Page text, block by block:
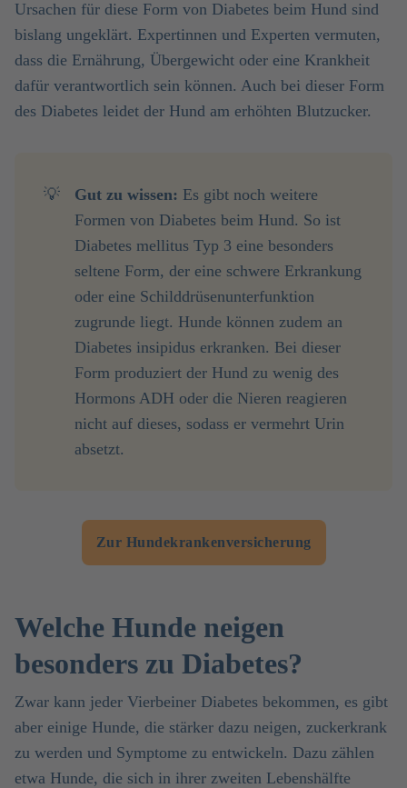
Ursachen für diese Form von Diabetes beim Hund sind
bislang ungeklärt. Expertinnen und Experten vermuten,
dass die Ernährung, Übergewicht oder eine Krankheit
dafür verantwortlich sein können. Auch bei dieser Form
des Diabetes leidet der Hund am erhöhten Blutzucker.
💡 Gut zu wissen: Es gibt noch weitere
Formen von Diabetes beim Hund. So ist
Diabetes mellitus Typ 3 eine besonders
seltene Form, der eine schwere Erkrankung
oder eine Schilddrüsenunterfunktion
zugrunde liegt. Hunde können zudem an
Diabetes insipidus erkranken. Bei dieser
Form produziert der Hund zu wenig des
Hormons ADH oder die Nieren reagieren
nicht auf dieses, sodass er vermehrt Urin
absetzt.
Zur Hundekrankenversicherung
Welche Hunde neigen
besonders zu Diabetes?
Zwar kann jeder Vierbeiner Diabetes bekommen, es gibt
aber einige Hunde, die stärker dazu neigen, zuckerkrank
zu werden und Symptome zu entwickeln. Dazu zählen
etwa Hunde, die sich in ihrer zweiten Lebenshälfte